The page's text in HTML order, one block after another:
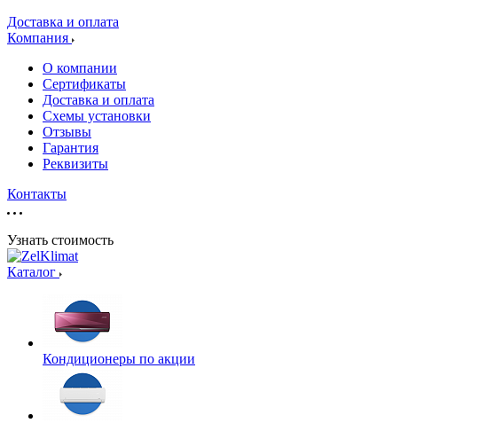
Доставка и оплата
Компания
О компании
Сертификаты
Доставка и оплата
Схемы установки
Отзывы
Гарантия
Реквизиты
Контакты
Узнать стоимость
Каталог
Кондиционеры по акции